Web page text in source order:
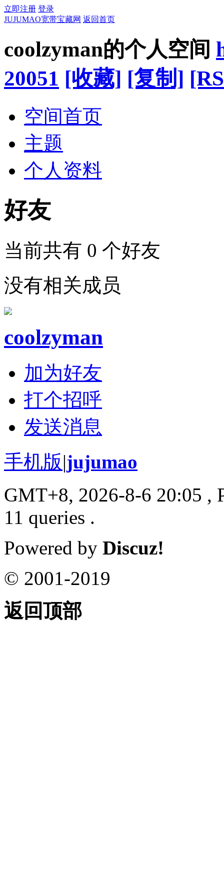
立即注册 登录
JUJUMAO宽带宝藏网 返回首页
coolzyman的个人空间
20051 [收藏] [复制]
空间首页
主题
个人资料
好友
当前共有 0 个好友
没有相关成员
coolzyman
加为好友
打个招呼
发送消息
手机版|jujumao
GMT+8, 2026-8-6 20:05 ,
11 queries .
Powered by Discuz!
© 2001-2019
返回顶部